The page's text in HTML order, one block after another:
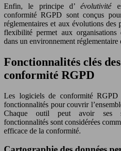
Enfin, le principe d’évolutivité
conformité RGPD sont conçus
réglementaires et aux évolutions des
flexibilité permet aux
dans un environnement
Fonctionnalités clés
conformité RGPD
Les logiciels de conformité
fonctionnalités pour couvrir
Chaque outil peut avoir ses
fonctionnalités sont considérées
efficace de la conformité.